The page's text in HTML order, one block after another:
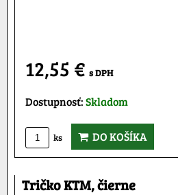
12,55 € s DPH
Dostupnosť:Skladom
ks DO KOŠÍKA
Tričko KTM, čierne